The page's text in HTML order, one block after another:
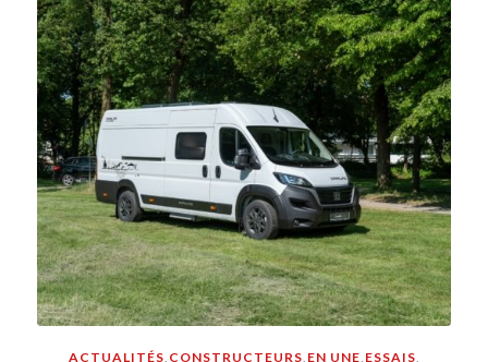
ACTUALITÉS, CONSTRUCTEURS, EN UNE, ESSAIS,